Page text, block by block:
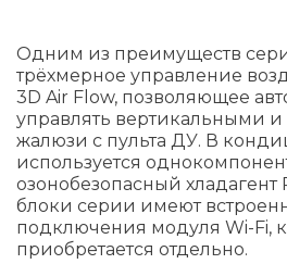
Одним из преимуществ
трёхмерное управление
3D Air Flow, позволяющее
управлять вертикальными
жалюзи с пульта ДУ. В
используется
озонобезопасный хладагент
блоки серии имеют
подключения модуля Wi-Fi,
приобретается отдельно.